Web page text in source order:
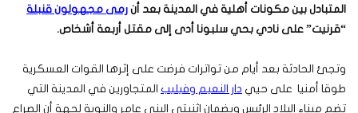
المتبادل بين مكونات أهلية في المدينة بعد أن رمى مجهولون قنبلة
“قرنيت” على نادي بحي سلبونا أدى إلى مقتل أربعة أشخاص.
وتجئ الحادثة بعد أيام من تواترات فرضت على إثرها القوات العسكرية
طوقا أمنيا على حيي دار النعيم وفيليب المتجاورين في المدينة التي
تضم ميناء البلاد الرئيس ويضمان اثنيتي البني عامر والنوبة لجهة أن الصراع